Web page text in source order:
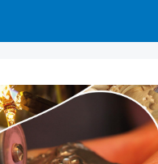
,Mode et accessoires